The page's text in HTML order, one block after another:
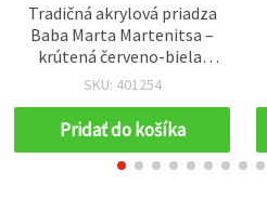
Tradičná akrylová priadza
Baba Marta Martenitsa –
krútená červeno-biela,
100 g / 55 m
SKU: 401254
Pridať do košíka